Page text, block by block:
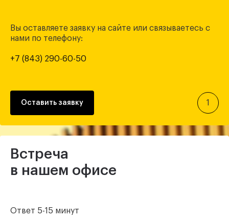
Вы оставляете заявку на сайте или связываетесь с
нами по телефону:
+7 (843) 290-60-50
Оставить заявку 1
Встреча
в нашем офисе
Ответ 5-15 минут